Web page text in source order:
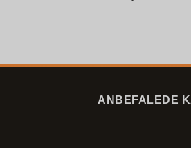
ANBEFALEDE